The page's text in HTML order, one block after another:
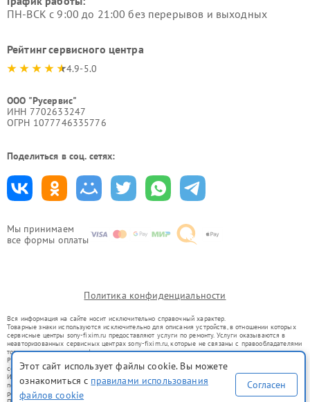
Мы принимаем
все формы оплаты
ПН-ВСК с 9:00 до 21:00 без перерывов и выходных
Рейтинг сервисного центра
4.9-5.0
ООО "Русервис"
ИНН 7702633247
ОГРН 1077746335776
Поделиться в соц. сетях:
Политика конфиденциальности
Вся информация на сайте носит исключительно справочный характер.
Товарные знаки используются исключительно для описания устройств, в отношении которых
сервисные центры sony-fixim.ru предоставляют услуги по ремонту. Услуги оказываются в
неавторизованных сервисных центрах sony-fixim.ru, которые не связаны с правообладателями
товарных знаков или их официальными представителями.
Ремонт осуществляется для устройств, уже введенных в гражданский оборот в соответствии
со статьей 1487 ГК РФ.
Использование товарных знаков не преследует цели индивидуализации услуг или введения
потребителей в заблуждение, а служит для информирования о предоставляемых услугах по
ремонту техники указанных брендов.
Этот сайт использует файлы cookie. Вы можете
ознакомиться с правилами использования
файлов cookie
Согласен